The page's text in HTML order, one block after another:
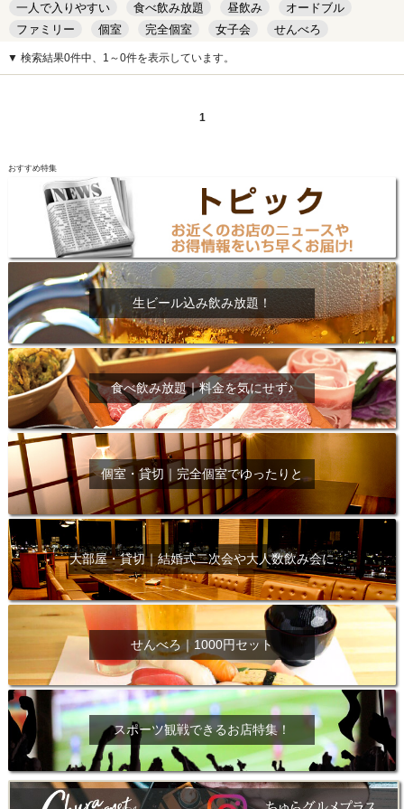
一人で入りやすい
食べ飲み放題 昼飲み
オードブル
ファミリー
個室 完全個室 女子会
せんべろ
キッズルーム
安い デート
▼ 検索結果0件中、1～0件を表示しています。
1
おすすめ特集
生ビール込み飲み放題！
食べ飲み放題｜料金を気にせず♪
個室・貸切｜完全個室でゆったりと
大部屋・貸切｜結婚式二次会や大人数飲み会に
せんべろ｜1000円セット
スポーツ観戦できるお店特集！